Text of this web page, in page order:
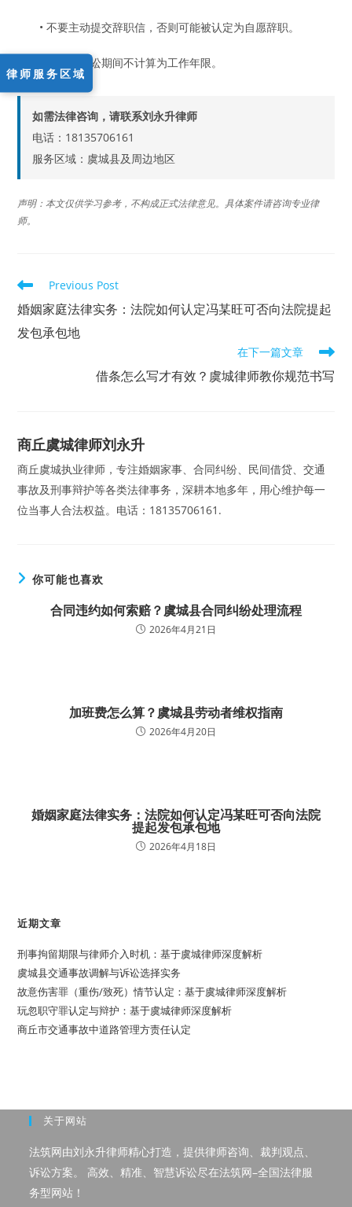
• 不要主动提交辞职信，否则可能被认定为自愿辞职。
• 仲裁和诉讼期间不计算为工作年限。
如需法律咨询，请联系刘永升律师
电话：18135706161
服务区域：虞城县及周边地区
声明：本文仅供学习参考，不构成正式法律意见。具体案件请咨询专业律
师。
Read
more
articles
Previous Post
婚姻家庭法律实务：法院如何认定冯某旺可否向法院提起
发包承包地
在下一篇文章
借条怎么写才有效？虞城律师教你规范书写
商丘虞城律师刘永升
商丘虞城执业律师，专注婚姻家事、合同纠纷、民间借贷、交通
事故及刑事辩护等各类法律事务，深耕本地多年，用心维护每一
位当事人合法权益。电话：18135706161.
你可能也喜欢
合同违约如何索赔？虞城县合同纠纷处理流程
2026年4月21日
加班费怎么算？虞城县劳动者维权指南
2026年4月20日
婚姻家庭法律实务：法院如何认定冯某旺可否向法院
提起发包承包地
2026年4月18日
近期文章
刑事拘留期限与律师介入时机：基于虞城律师深度解析
虞城县交通事故调解与诉讼选择实务
故意伤害罪（重伤/致死）情节认定：基于虞城律师深度解析
玩忽职守罪认定与辩护：基于虞城律师深度解析
商丘市交通事故中道路管理方责任认定
关于网站
法筑网由刘永升律师精心打造，提供律师咨询、裁判观点、
诉讼方案。 高效、精准、智慧诉讼尽在法筑网–全国法律服
务型网站！
律师服务区域